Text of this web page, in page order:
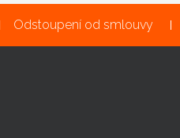
Odstoupení od smlouvy